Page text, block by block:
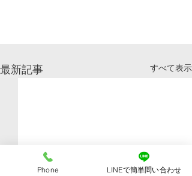
最新記事 すべて表示
Phone LINEで簡単問い合わせ